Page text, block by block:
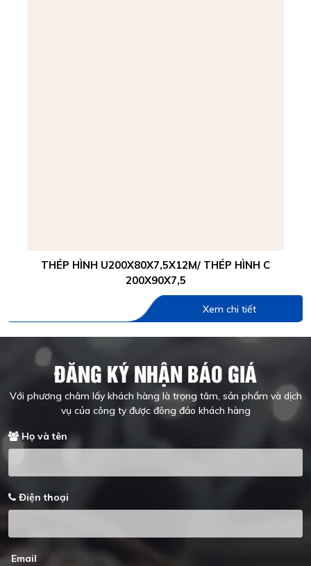
THÉP HÌNH U200X80X7,5X12M/ THÉP HÌNH C
200X90X7,5
Xem chi tiết
ĐĂNG KÝ NHẬN BÁO GIÁ
Với phương châm lấy khách hàng là trọng tâm, sản phẩm và dịch
vụ của công ty được đông đảo khách hàng
Họ và tên
Điện thoại
Email